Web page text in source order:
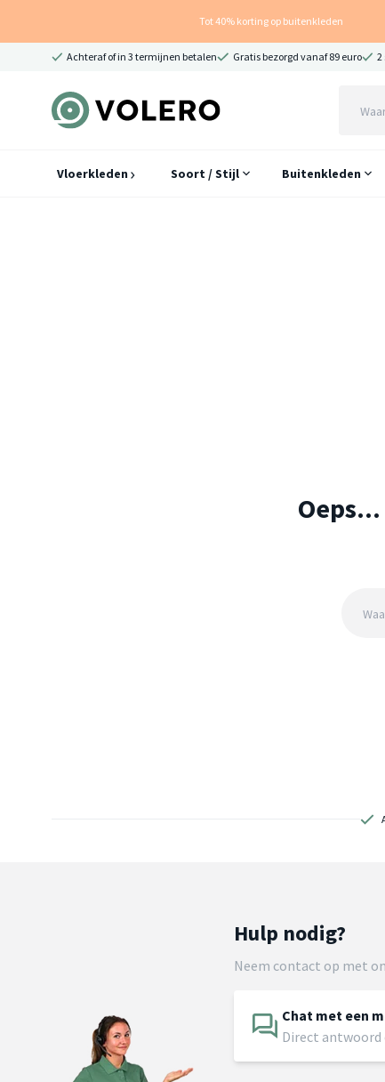
Tot 40% korting op buitenkleden
Achteraf of in 3 termijnen betalen Gratis bezorgd vanaf 89 euro 2
Vloerkleden Soort / Stijl Buitenkleden
Hulp nodig?
Neem contact op met
Chat met een
Direct antwoord